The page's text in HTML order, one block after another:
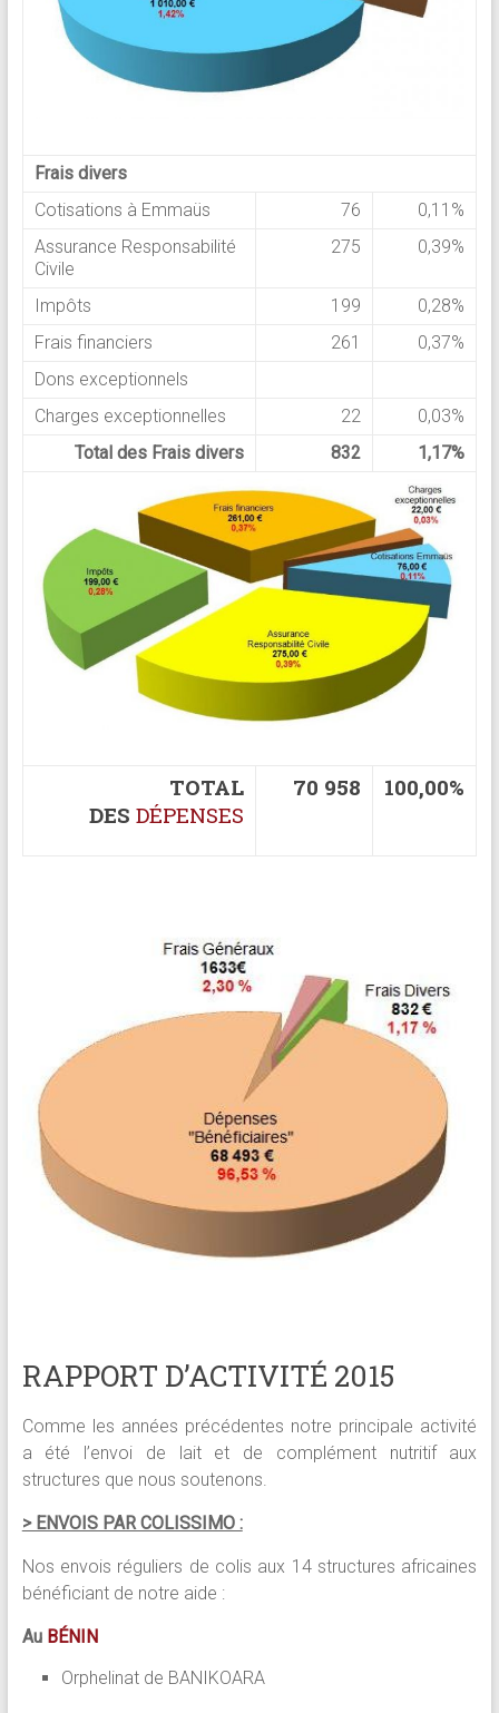
Frais divers
Cotisations à Emmaüs
76
0,11%
Assurance Responsabilité
Civile
275 0,39%
Impôts 199
0,28%
Frais financiers
261
0,37%
Dons exceptionnels
Charges exceptionnelles
22
0,03%
Total des Frais divers
832 1,17%
TOTAL
DES DÉPENSES
70 958 100,00%
RAPPORT D’ACTIVITÉ 2015
Comme les années précédentes notre principale activité
a été l’envoi de lait et de complément nutritif aux
structures que nous soutenons.
> ENVOIS PAR COLISSIMO :
Nos envois réguliers de colis aux 14 structures africaines
bénéficiant de notre aide :
Au BÉNIN
Orphelinat de BANIKOARA